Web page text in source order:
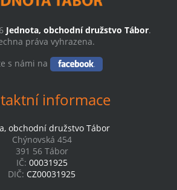
Jednota, obchodní družstvo Tábor.
práva vyhrazena.
s námi na
informace
obchodní družstvo Tábor
Chýnovská 454
391 56 Tábor
IČ: 00031925
DIČ: CZ00031925